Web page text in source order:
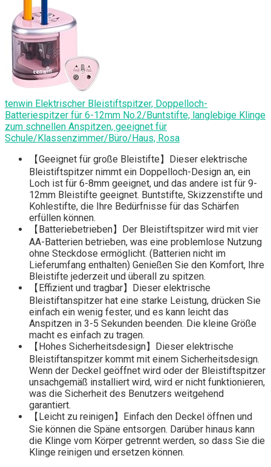
tenwin Elektrischer Bleistiftspitzer, Doppelloch-
Batteriespitzer für 6-12mm No.2/Buntstifte, langlebige Klinge
zum schnellen Anspitzen, geeignet für
Schule/Klassenzimmer/Büro/Haus, Rosa
【Geeignet für große Bleistifte】Dieser elektrische
Bleistiftspitzer nimmt ein Doppelloch-Design an, ein
Loch ist für 6-8mm geeignet, und das andere ist für 9-
12mm Bleistifte geeignet. Buntstifte, Skizzenstifte und
Kohlestifte, die Ihre Bedürfnisse für das Schärfen
erfüllen können.
【Batteriebetrieben】Der Bleistiftspitzer wird mit vier
AA-Batterien betrieben, was eine problemlose Nutzung
ohne Steckdose ermöglicht. (Batterien nicht im
Lieferumfang enthalten) Genießen Sie den Komfort, Ihre
Bleistifte jederzeit und überall zu spitzen.
【Effizient und tragbar】Dieser elektrische
Bleistiftanspitzer hat eine starke Leistung, drücken Sie
einfach ein wenig fester, und es kann leicht das
Anspitzen in 3-5 Sekunden beenden. Die kleine Größe
macht es einfach zu tragen.
【Hohes Sicherheitsdesign】Dieser elektrische
Bleistiftanspitzer kommt mit einem Sicherheitsdesign.
Wenn der Deckel geöffnet wird oder der Bleistiftspitzer
unsachgemäß installiert wird, wird er nicht funktionieren,
was die Sicherheit des Benutzers weitgehend
garantiert.
【Leicht zu reinigen】Einfach den Deckel öffnen und
Sie können die Späne entsorgen. Darüber hinaus kann
die Klinge vom Körper getrennt werden, so dass Sie die
Klinge reinigen und ersetzen können.